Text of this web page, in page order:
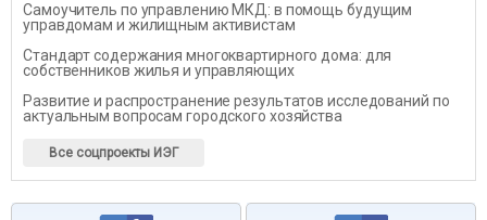
Самоучитель по управлению МКД: в помощь будущим
управдомам и жилищным активистам
Стандарт содержания многоквартирного дома: для
собственников жилья и управляющих
Развитие и распространение результатов исследований по
актуальным вопросам городского хозяйства
Все соцпроекты ИЭГ